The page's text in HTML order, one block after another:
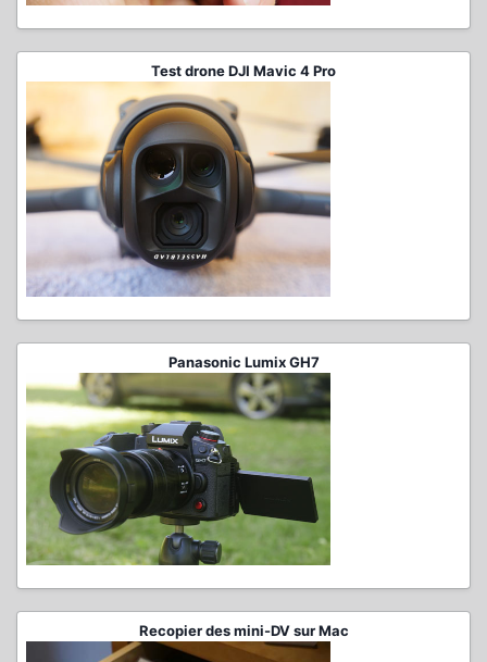
Test drone DJI Mavic 4 Pro
Panasonic Lumix GH7
Recopier des mini-DV sur Mac